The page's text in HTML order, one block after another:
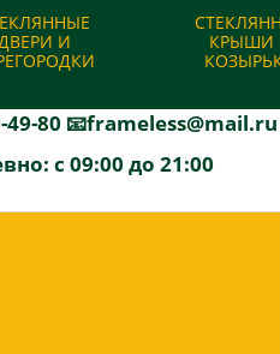
|Калькулятор |
безрамного
49-80 📧frameless@mail.ru
с 09:00 до 21:00
И
КРЫШИ